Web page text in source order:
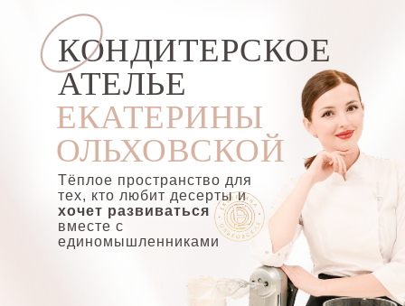
КОНДИТЕРСКОЕ
АТЕЛЬЕ
Тёплое пространство для
тех, кто любит десерты и
хочет развиваться
вместе с
единомышленниками
ЕКАТЕРИНЫ
ОЛЬХОВСКОЙ